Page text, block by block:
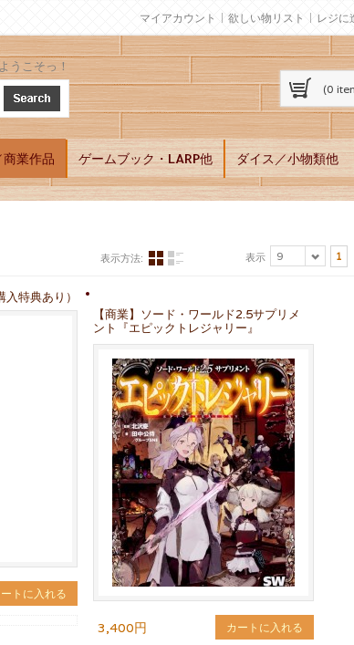
マイアカウント 欲しい物リスト レジに
うこそっ！
(0
商業作品 ゲームブック・LARP他 ダイス／小物類他
表示方法: 表示 9 1
特典あり）
トに入れる
【商業】ソード・ワールド2.5サプリメ
ント『エピックトレジャリー』
3,400円 カートに入れる